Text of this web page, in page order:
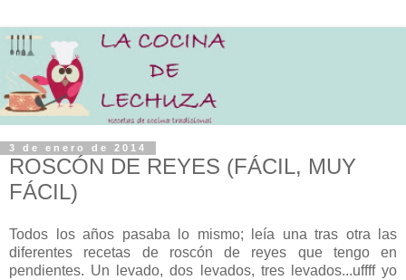
3 de enero de 2014
ROSCÓN DE REYES (FÁCIL, MUY
FÁCIL)
Todos los años pasaba lo mismo; leía una tras otra las
diferentes recetas de roscón de reyes que tengo en
pendientes. Un levado, dos levados, tres levados...uffff yo